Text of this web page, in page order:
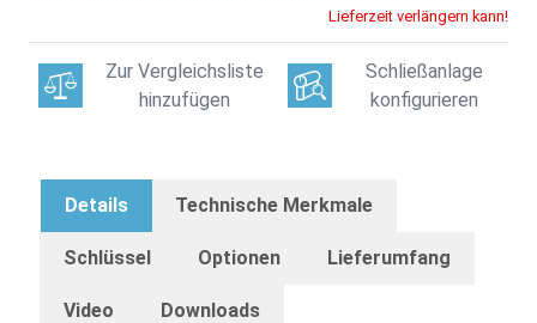
Lieferzeit verlängern kann!
Zur Vergleichsliste
hinzufügen
Schließanlage
konfigurieren
Details Technische Merkmale
Schlüssel Optionen Lieferumfang
Video Downloads